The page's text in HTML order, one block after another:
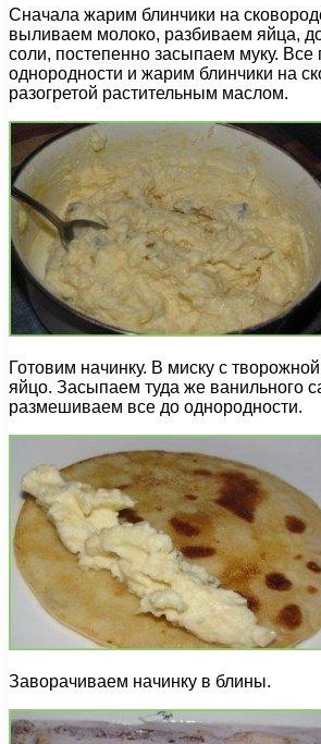
Сначала жарим блинчики на
выливаем молоко, разбиваем яйца,
соли, постепенно засыпаем муку.
однородности и жарим блинчики на
разогретой растительным маслом.
Готовим начинку. В миску с
яйцо. Засыпаем туда же ванильного
размешиваем все до однородности.
Заворачиваем начинку в блины.